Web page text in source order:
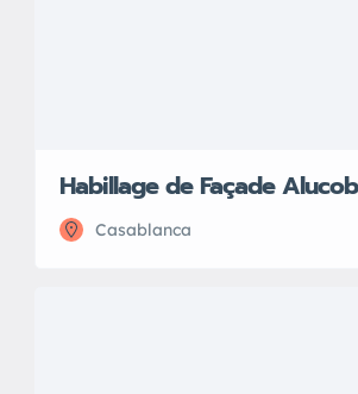
Habillage de Façade
Casablanca